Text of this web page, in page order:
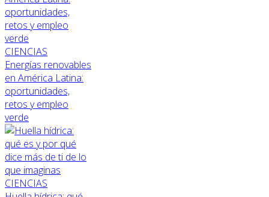
CIENCIAS
Energías renovables
en América Latina:
oportunidades,
retos y empleo
verde
CIENCIAS